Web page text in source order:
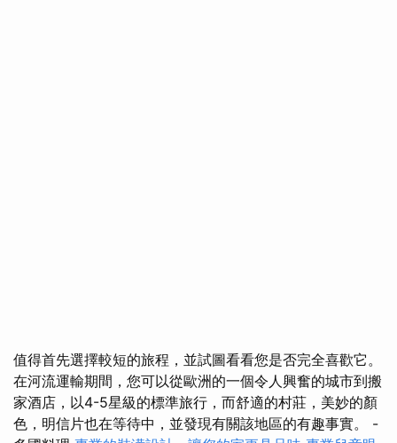
值得首先選擇較短的旅程，並試圖看看您是否完全喜歡它。
在河流運輸期間，您可以從歐洲的一個令人興奮的城市到搬
家酒店，以4-5星級的標準旅行，而舒適的村莊，美妙的顏
色，明信片也在等待中，並發現有關該地區的有趣事實。 -